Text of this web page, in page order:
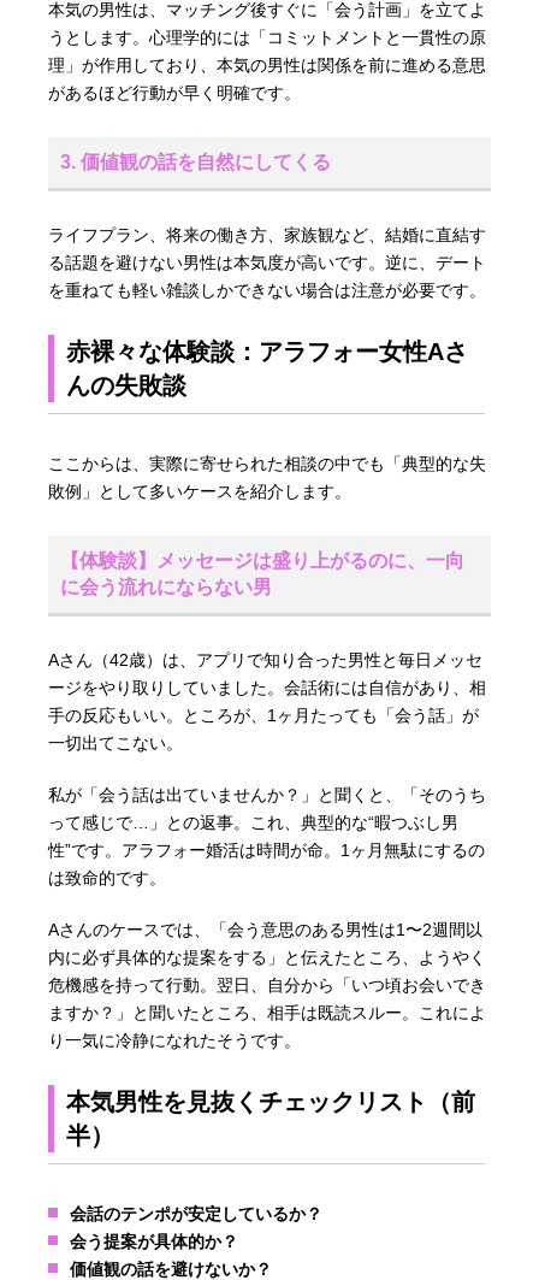
本気の男性は、マッチング後すぐに「会う計画」を立てよ
うとします。心理学的には「コミットメントと一貫性の原
理」が作用しており、本気の男性は関係を前に進める意思
があるほど行動が早く明確です。
3. 価値観の話を自然にしてくる
ライフプラン、将来の働き方、家族観など、結婚に直結す
る話題を避けない男性は本気度が高いです。逆に、デート
を重ねても軽い雑談しかできない場合は注意が必要です。
赤裸々な体験談：アラフォー女性Aさ
んの失敗談
ここからは、実際に寄せられた相談の中でも「典型的な失
敗例」として多いケースを紹介します。
【体験談】メッセージは盛り上がるのに、一向
に会う流れにならない男
Aさん（42歳）は、アプリで知り合った男性と毎日メッセ
ージをやり取りしていました。会話術には自信があり、相
手の反応もいい。ところが、1ヶ月たっても「会う話」が
一切出てこない。
私が「会う話は出ていませんか？」と聞くと、「そのうち
って感じで…」との返事。これ、典型的な“暇つぶし男
性”です。アラフォー婚活は時間が命。1ヶ月無駄にするの
は致命的です。
Aさんのケースでは、「会う意思のある男性は1〜2週間以
内に必ず具体的な提案をする」と伝えたところ、ようやく
危機感を持って行動。翌日、自分から「いつ頃お会いでき
ますか？」と聞いたところ、相手は既読スルー。これによ
り一気に冷静になれたそうです。
本気男性を見抜くチェックリスト（前
半）
会話のテンポが安定しているか？
会う提案が具体的か？
価値観の話を避けないか？